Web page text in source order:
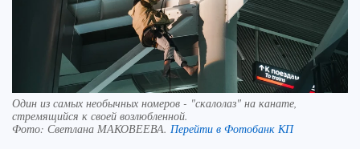
Один из самых необычных номеров - "скалолаз" на канате,
стремящийся к своей возлюбленной.
Фото: Светлана МАКОВЕЕВА. Перейти в Фотобанк КП